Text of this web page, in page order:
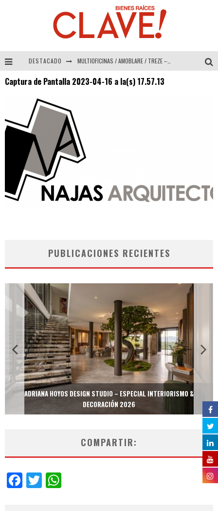
DESTACADO MULTIOFICINAS / AMOBLARE / TREZE – Especial Interiorismo & Decoración 2026
Captura de Pantalla 2023-04-16 a la(s) 17.57.13
PUBLICACIONES RECIENTES
ADRIANA HOYOS DESIGN STUDIO – ESPECIAL INTERIORISMO &
DECORACIÓN 2026
COMPARTIR:
Facebook
Twitter